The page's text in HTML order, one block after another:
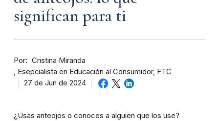
significan para ti
Por
Cristina Miranda
Esepcialista en Educación al Consumidor, FTC
27 de Jun de 2024
¿Usas anteojos o conoces a alguien que los use?